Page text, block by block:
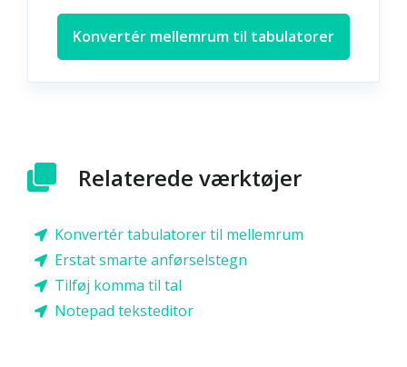
Konvertér mellemrum til tabulatorer
Relaterede værktøjer
Konvertér tabulatorer til mellemrum
Erstat smarte anførselstegn
Tilføj komma til tal
Notepad teksteditor